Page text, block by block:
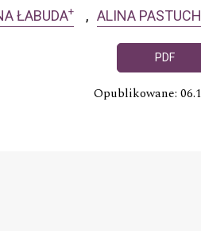
ŁABUDA+ ALINA
PDF
Opublikowane: